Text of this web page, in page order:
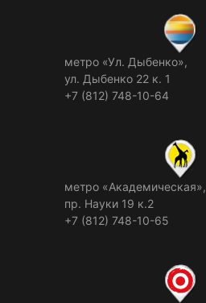
метро «Ул. Дыбенко»,
ул. Дыбенко 22 к. 1
+7 (812) 748-10-64
метро «Академическая»,
пр. Науки 19 к.2
+7 (812) 748-10-65